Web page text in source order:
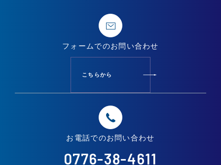
フォームでのお問い合わせ
こちらから
お電話でのお問い合わせ
0776-38-4611